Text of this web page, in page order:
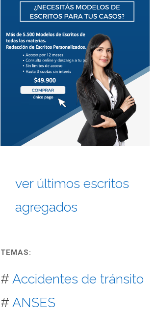
ver últimos escritos
agregados
TEMAS:
# Accidentes de tránsito
# ANSES